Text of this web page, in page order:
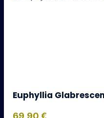
Euphyllia
69,90 €